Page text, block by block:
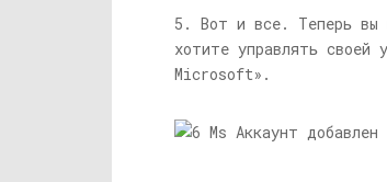
5. Вот и все. Теперь вы
хотите управлять
Microsoft».